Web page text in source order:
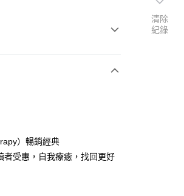
）暢銷經典
者受惠，自我療癒，找回更好
清除
紀錄